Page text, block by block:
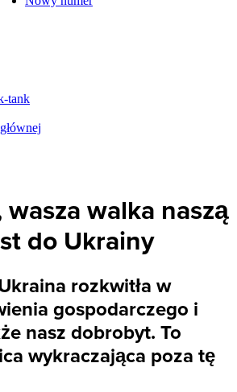
tank
wasza walka naszą
do Ukrainy
rozkwitła w
gospodarczego i
nasz dobrobyt. To
wykraczająca poza tę